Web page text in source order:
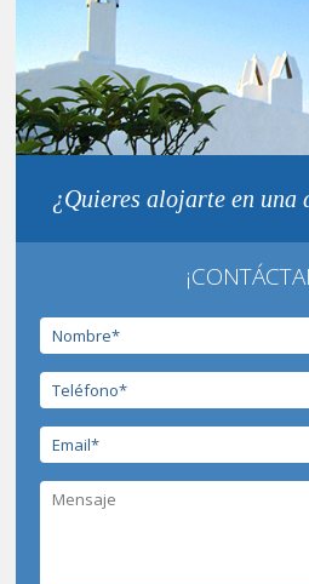
¿Quieres alojarte en una